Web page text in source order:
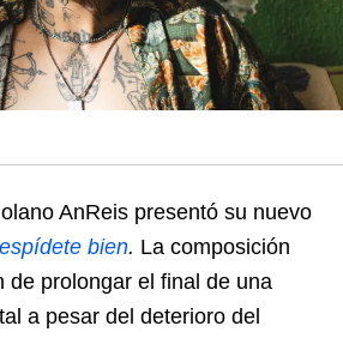
AnReis presentó su nuevo
bien. La composición
de prolongar el final de una
a pesar del deterioro del